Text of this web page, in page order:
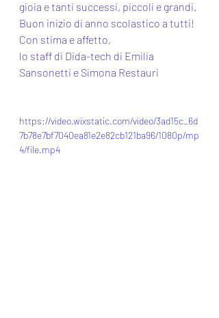
gioia e tanti successi, piccoli e grandi.
Buon inizio di anno scolastico a tutti!
Con stima e affetto,
lo staff di Dida-tech di Emilia
Sansonetti e Simona Restauri
https://video.wixstatic.com/video/3ad15c_6d
7b78e7bf7040ea81e2e82cb121ba96/1080p/mp
4/file.mp4